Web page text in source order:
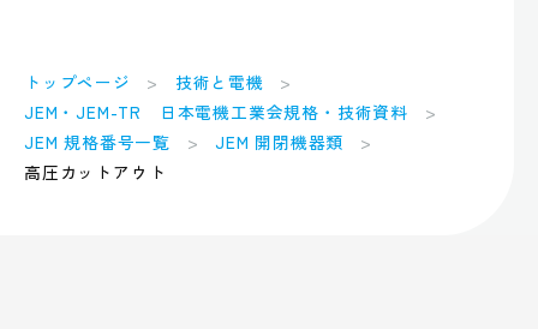
トップページ
技術と電機
JEM・JEM-TR 日本電機工業会規格・技術資料
JEM 規格番号一覧
JEM 開閉機器類
高圧カットアウト